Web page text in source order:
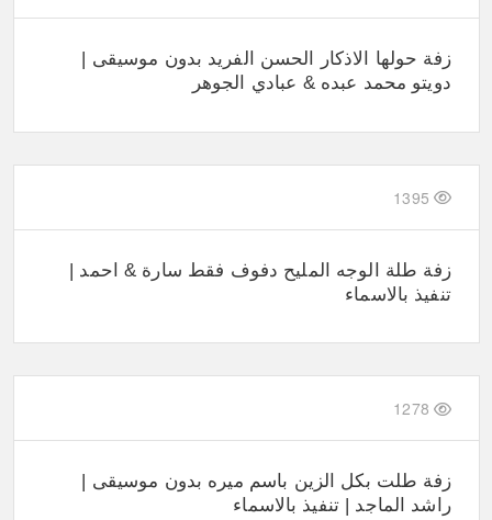
زفة حولها الاذكار الحسن الفريد بدون موسيقى |
دويتو محمد عبده & عبادي الجوهر
1395
زفة طلة الوجه المليح دفوف فقط سارة & احمد |
تنفيذ بالاسماء
1278
زفة طلت بكل الزين باسم ميره بدون موسيقى |
راشد الماجد | تنفيذ بالاسماء